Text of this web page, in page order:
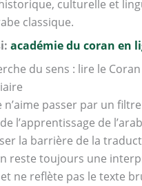
culturelle et
classique.
académie du coran en
du sens : lire le
n’aime passer par un
l’apprentissage de
la barrière de la
reste toujours une
ne reflète pas le texte